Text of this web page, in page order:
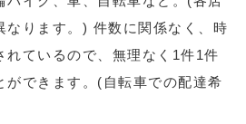
なります。) 件数に関係なく、時
れているので、無理なく1件1件
ができます。(自転車での配達希